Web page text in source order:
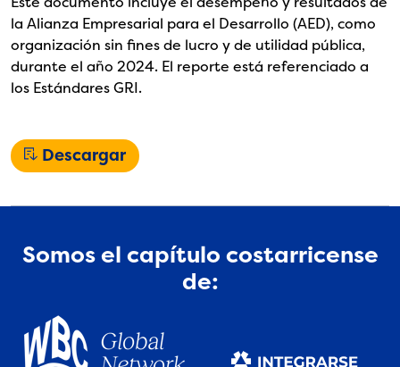
la Alianza Empresarial para el Desarrollo (AED), como
organización sin fines de lucro y de utilidad pública,
durante el año 2024. El reporte está referenciado a
los Estándares GRI.
Descargar
Somos el capítulo costarricense
de: